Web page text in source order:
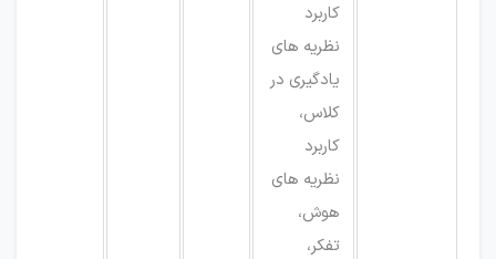
کاربرد
نظریه های
یادگیری در
کلاس،
کاربرد
نظریه های
هوش،
تفکر،